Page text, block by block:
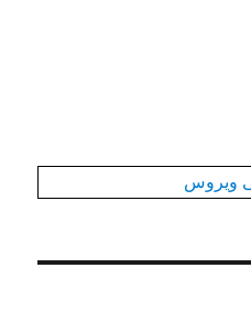
ویروس